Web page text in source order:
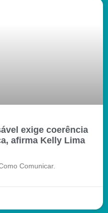
exige coerência
afirma Kelly Lima
Comunicar.